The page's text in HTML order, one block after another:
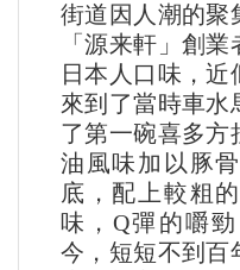
街道因人潮的聚
「源来軒」創
日本人口味，
來到了當時車水
了第一碗喜多方
油風味加以豚
底，配上較粗
味，Q彈的嚼
今，短短不到百